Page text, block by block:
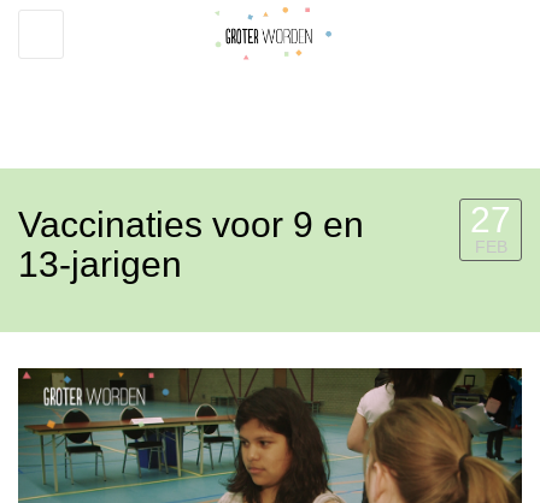
navigation
Vaccinaties voor 9 en
13-jarigen
27
FEB